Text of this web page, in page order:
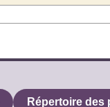
Répertoire